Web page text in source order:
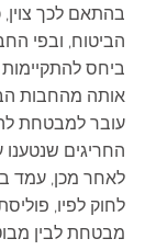
בהתאם לכך
הביטוח, ובפי
ביחס
אותה מהחבות
עובר למבטחת
החריגים שנטענו
לחוק לפיו,
מבטחת לבין